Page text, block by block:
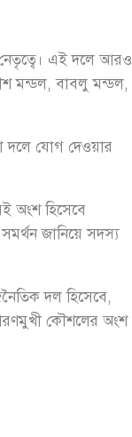
নেতৃত্বে। এই দলে আরও
মন্ডল, বাবলু মন্ডল,
দলে যোগ দেওয়ার
অংশ হিসেবে
জানিয়ে সদস্য
দল হিসেবে,
কৌশলের অংশ